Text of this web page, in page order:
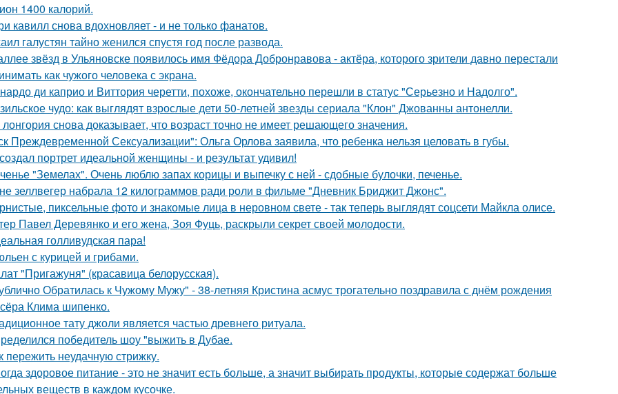
1400 калорий.
кавилл снова вдохновляет - и не только фанатов.
галустян тайно женился спустя год после развода.
звёзд в Ульяновске появилось имя Фёдора Добронравова - актёра, которого зрители давно перестали
как чужого человека с экрана.
ди каприо и Виттория черетти, похоже, окончательно перешли в статус "Серьезно и Надолго".
чудо: как выглядят взрослые дети 50-летней звезды сериала "Клон" Джованны антонелли.
снова доказывает, что возраст точно не имеет решающего значения.
Преждевременной Сексуализации": Ольга Орлова заявила, что ребенка нельзя целовать в губы.
портрет идеальной женщины - и результат удивил!
"Земелах". Очень люблю запах корицы и выпечку с ней - сдобные булочки, печенье.
зеллвегер набрала 12 килограммов ради роли в фильме "Дневник Бриджит Джонс".
пиксельные фото и знакомые лица в неровном свете - так теперь выглядят соцсети Майкла олисе.
Павел Деревянко и его жена, Зоя Фуць, раскрыли секрет своей молодости.
голливудская пара!
с курицей и грибами.
"Пригажуня" (красавица белорусская).
Обратилась к Чужому Мужу" - 38-летняя Кристина асмус трогательно поздравила с днём рождения
Клима шипенко.
тату джоли является частью древнего ритуала.
победитель шоу "выжить в Дубае.
пережить неудачную стрижку.
здоровое питание - это не значит есть больше, а значит выбирать продукты, которые содержат больше
веществ в каждом кусочке.